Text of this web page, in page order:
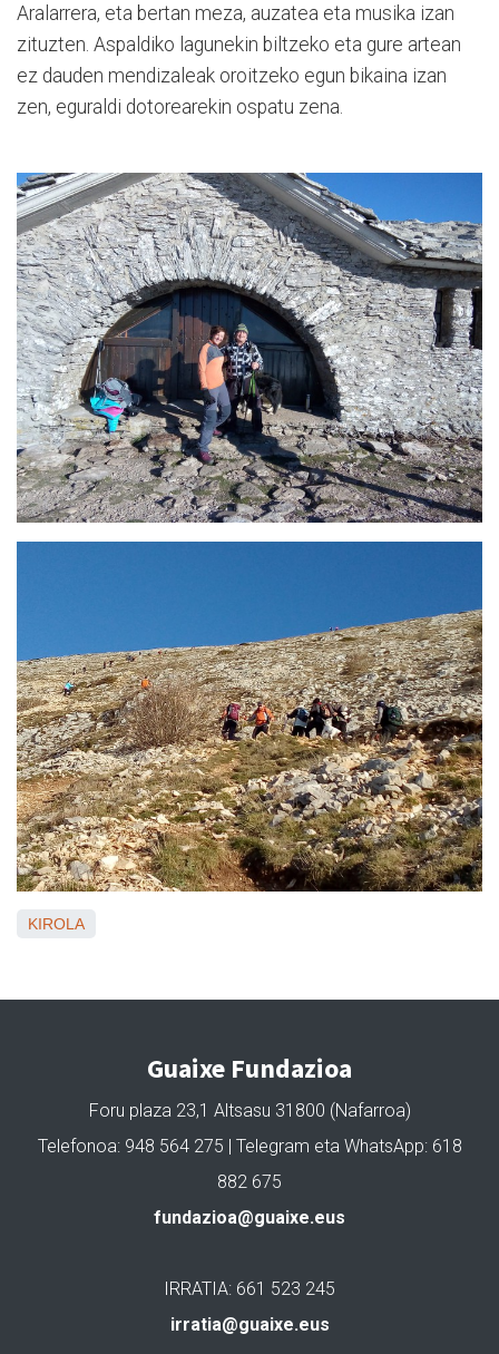
Aralarrera, eta bertan meza, auzatea eta musika izan
zituzten. Aspaldiko lagunekin biltzeko eta gure artean
ez dauden mendizaleak oroitzeko egun bikaina izan
zen, eguraldi dotorearekin ospatu zena.
KIROLA
Guaixe Fundazioa
Foru plaza 23,1 Altsasu 31800 (Nafarroa)
Telefonoa: 948 564 275 | Telegram eta WhatsApp: 618
882 675
fundazioa@guaixe.eus
IRRATIA: 661 523 245
irratia@guaixe.eus